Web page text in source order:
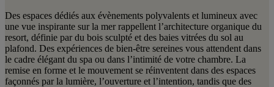
Des espaces dédiés aux évènements polyvalents et lumineux avec
une vue inspirante sur la mer rappellent l’architecture organique du
resort, définie par du bois sculpté et des baies vitrées du sol au
plafond. Des expériences de bien-être sereines vous attendent dans
le cadre élégant du spa ou dans l’intimité de votre chambre. La
remise en forme et le mouvement se réinventent dans des espaces
façonnés par la lumière, l’ouverture et l’intention, tandis que des